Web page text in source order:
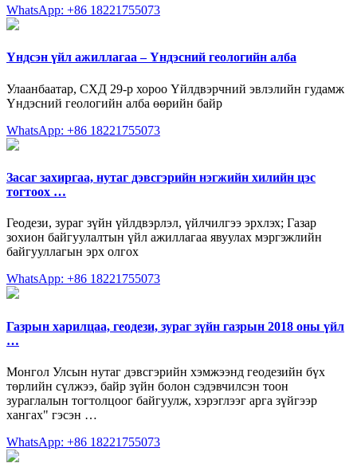
WhatsApp: +86 18221755073
Үндсэн үйл ажиллагаа – Үндэсний геологийн алба
Улаанбаатар, СХД 29-р хороо Үйлдвэрчний эвлэлийн гудамж
Үндэсний геологийн алба өөрийн байр
WhatsApp: +86 18221755073
Засаг захиргаа, нутаг дэвсгэрийн нэгжийн хилийн цэс
тогтоох …
Геодези, зураг зүйн үйлдвэрлэл, үйлчилгээ эрхлэх; Газар
зохион байгуулалтын үйл ажиллагаа явуулах мэргэжлийн
байгууллагын эрх олгох
WhatsApp: +86 18221755073
Газрын харилцаа, геодези, зураг зүйн газрын 2018 оны үйл
…
Монгол Улсын нутаг дэвсгэрийн хэмжээнд геодезийн бүх
төрлийн сүлжээ, байр зүйн болон сэдэвчилсэн тоон
зураглалын тогтолцоог байгуулж, хэрэглээг арга зүйгээр
хангах" гэсэн …
WhatsApp: +86 18221755073